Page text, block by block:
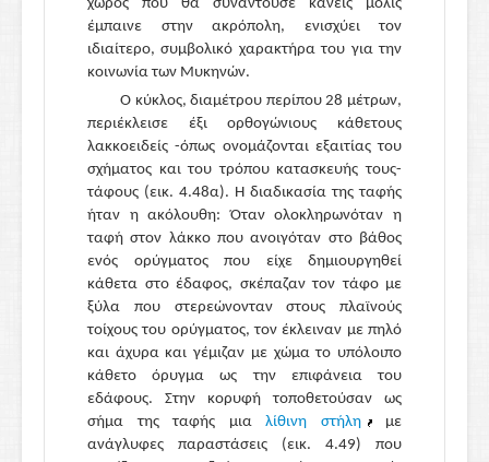
χώρος που θα συναντούσε κανείς μόλις
έμπαινε στην ακρόπολη, ενισχύει τον
ιδιαίτερο, συμβολικό χαρακτήρα του για την
κοινωνία των Μυκηνών.
Ο κύκλος, διαμέτρου περίπου 28 μέτρων,
περιέκλεισε έξι ορθογώνιους κάθετους
λακκοειδείς -όπως ονομάζονται εξαιτίας του
σχήματος και του τρόπου κατασκευής τους-
τάφους (εικ. 4.48α). Η διαδικασία της ταφής
ήταν η ακόλουθη: Όταν ολοκληρωνόταν η
ταφή στον λάκκο που ανοιγόταν στο βάθος
ενός ορύγματος που είχε δημιουργηθεί
κάθετα στο έδαφος, σκέπαζαν τον τάφο με
ξύλα που στερεώνονταν στους πλαϊνούς
τοίχους του ορύγματος, τον έκλειναν με πηλό
και άχυρα και γέμιζαν με χώμα το υπόλοιπο
κάθετο όρυγμα ως την επιφάνεια του
εδάφους. Στην κορυφή τοποθετούσαν ως
σήμα της ταφής μια λίθινη στήλη
με
ανάγλυφες παραστάσεις (εικ. 4.49) που